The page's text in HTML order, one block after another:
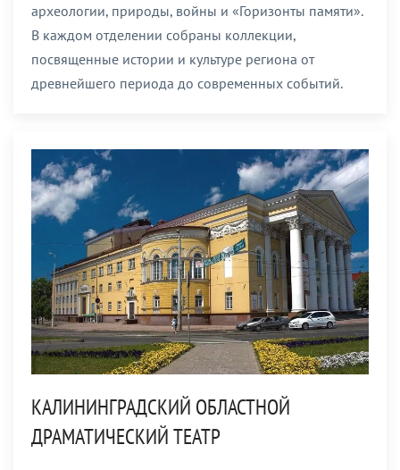
археологии, природы, войны и «Горизонты памяти».
В каждом отделении собраны коллекции,
посвященные истории и культуре региона от
древнейшего периода до современных событий.
КАЛИНИНГРАДСКИЙ ОБЛАСТНОЙ
ДРАМАТИЧЕСКИЙ ТЕАТР